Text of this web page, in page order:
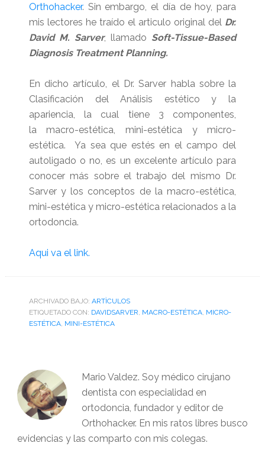
Orthohacker. Sin embargo, el día de hoy, para
mis lectores he traído el articulo original del Dr.
David M. Sarver, llamado Soft-Tissue-Based
Diagnosis Treatment Planning.
En dicho artículo, el Dr. Sarver habla sobre la
Clasificación del Análisis estético y la
apariencia, la cual tiene 3 componentes,
la macro-estética, mini-estética y micro-
estética. Ya sea que estés en el campo del
autoligado o no, es un excelente artículo para
conocer más sobre el trabajo del mismo Dr.
Sarver y los conceptos de la macro-estética,
mini-estética y micro-estética relacionados a la
ortodoncia.
Aqui va el link.
ARCHIVADO BAJO: ARTÌCULOS
ETIQUETADO CON: DAVIDSARVER MACRO-ESTÉTICA, MICRO-
ESTÉTICA, MINI-ESTÉTICA
Mario Valdez. Soy médico cirujano
dentista con especialidad en
ortodoncia, fundador y editor de
Orthohacker. En mis ratos libres busco
evidencias y las comparto con mis colegas.